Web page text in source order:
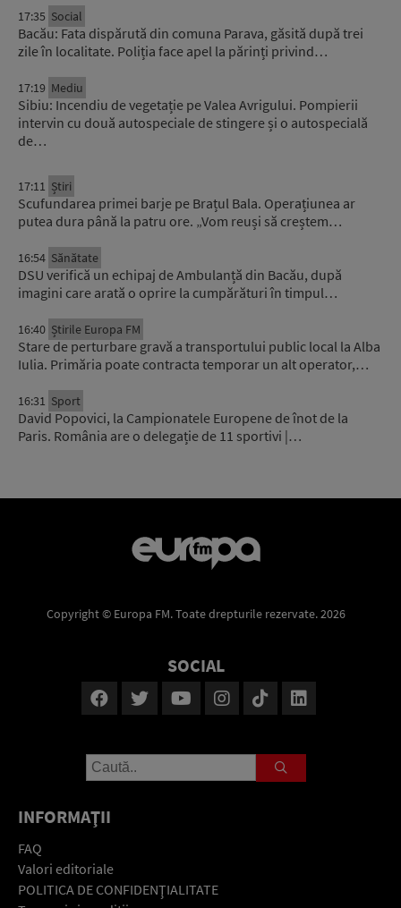
17:35 Social
Bacău: Fata dispărută din comuna Parava, găsită după trei
zile în localitate. Poliția face apel la părinți privind…
17:19 Mediu
Sibiu: Incendiu de vegetație pe Valea Avrigului. Pompierii
intervin cu două autospeciale de stingere și o autospecială
de…
17:11 Știri
Scufundarea primei barje pe Brațul Bala. Operațiunea ar
putea dura până la patru ore. „Vom reuși să creștem…
16:54 Sănătate
DSU verifică un echipaj de Ambulanță din Bacău, după
imagini care arată o oprire la cumpărături în timpul…
16:40 Știrile Europa FM
Stare de perturbare gravă a transportului public local la Alba
Iulia. Primăria poate contracta temporar un alt operator,…
16:31 Sport
David Popovici, la Campionatele Europene de înot de la
Paris. România are o delegație de 11 sportivi |…
Copyright © Europa FM. Toate drepturile rezervate. 2026
SOCIAL
INFORMAŢII
FAQ
Valori editoriale
POLITICA DE CONFIDENŢIALITATE